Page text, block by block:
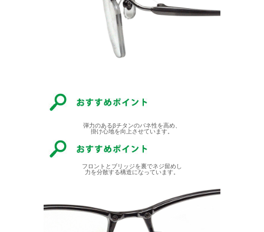
弾力のあるβチタンのバネ性を高め、
掛け心地を向上させています。
フロントとブリッジを裏でネジ留めし
力を分散する構造になっています。